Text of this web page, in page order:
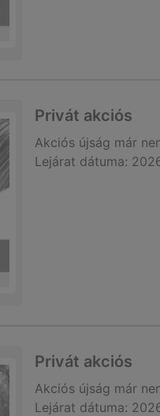
Privát akciós
Akciós újság már
Lejárat dátuma:
Privát akciós
Akciós újság már
Lejárat dátuma: